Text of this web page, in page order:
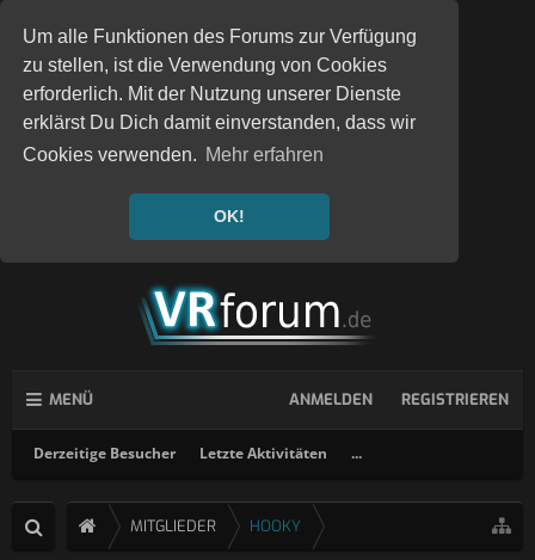
Um alle Funktionen des Forums zur Verfügung
zu stellen, ist die Verwendung von Cookies
erforderlich. Mit der Nutzung unserer Dienste
erklärst Du Dich damit einverstanden, dass wir
Cookies verwenden. Mehr erfahren
OK!
MENÜ
Derzeitige Besucher Letzte Aktivitäten ...
ANMELDEN REGISTRIEREN
MITGLIEDER HOOKY